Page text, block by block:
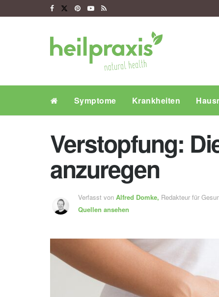
Symptome Krankheiten
Verstopfung:
anzuregen
Verfasst von Alfred Domke, Redakteur für
Quellen ansehen